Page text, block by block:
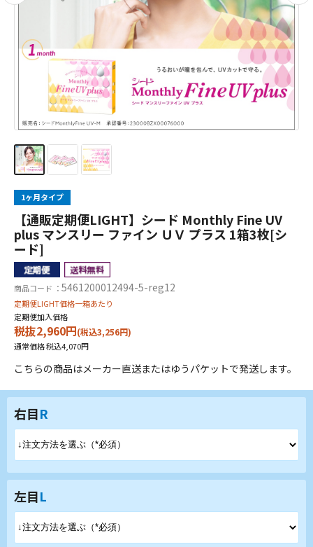
1ヶ月タイプ
【通販定期便LIGHT】シード Monthly Fine UV
plus マンスリー ファイン ＵＶ プラス 1箱3枚[シ
ード]
商品コード ： 5461200012494-5-reg12
定期便LIGHT価格一箱あたり
定期便加入価格
税抜2,960円(税込3,256円)
通常価格 税込4,070円
こちらの商品はメーカー直送またはゆうパケットで発送します。
右目R
左目L